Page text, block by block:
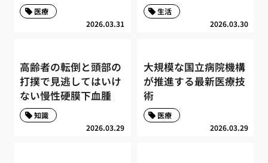
2026.03.31
医療
2026.03.30
生活
高齢者の転倒と頭部の
打撲で見逃してはいけ
ない慢性硬膜下血腫
2026.03.29
知識
大規模な国立病院機構
が推進する最新医療技
術
2026.03.29
医療